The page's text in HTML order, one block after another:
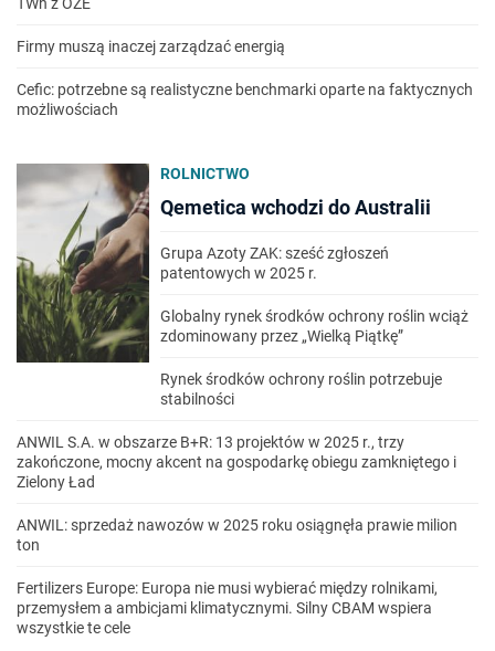
Firmy muszą inaczej zarządzać energią
Cefic: potrzebne są realistyczne benchmarki oparte na faktycznych
możliwościach
ROLNICTWO
Qemetica wchodzi do Australii
Grupa Azoty ZAK: sześć zgłoszeń
patentowych w 2025 r.
Globalny rynek środków ochrony roślin wciąż
zdominowany przez „Wielką Piątkę”
Rynek środków ochrony roślin potrzebuje
stabilności
ANWIL S.A. w obszarze B+R: 13 projektów w 2025 r., trzy
zakończone, mocny akcent na gospodarkę obiegu zamkniętego i
Zielony Ład
ANWIL: sprzedaż nawozów w 2025 roku osiągnęła prawie milion
ton
Fertilizers Europe: Europa nie musi wybierać między rolnikami,
przemysłem a ambicjami klimatycznymi. Silny CBAM wspiera
wszystkie te cele